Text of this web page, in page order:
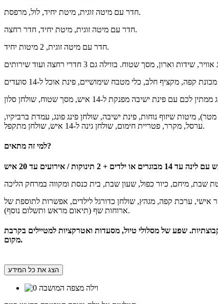
חדר עם מיטה זוגית, מיטת יחיד, לול, מרפסת.
חדר עם מיטה זוגית, מיטת יחיד, חדר רחצה.
חדר עם מיטה זוגית, 2 מיטות יחיד.
חצר הנופש של וילה מצפה המושבה משדרגת את האירוח. לרשותכם בריכה פרטית מרעננת / מחוממת ומקורה בהתאם לעונה (מגודרת, עומק עד 1.6 מטר), מיטות שיזוף נוחות, פינת ישיבה, שולחן פינג פונג, עמדת ברביקיו,
ערסל, מקרר, פטריית חימום, שולחן גינה ל-14 איש, שולחן מתקפל.
למי זה מתאים?
גן יוקרתי, ערוצי הוט, נטפליקס, אינטרנט אלחוטי, חנייה פרטית ל-4 רכבים, שירות עוזר אישי, ערכת קפה, מגהץ, שולחן כדורגל לילדים, אפשרות לתוספת של
ארוחות שף (תיאום מראש ותשלום נוסף).
שפע של מסלולי טיול, מסעדות ואטרקציות למטיילים בקרבת
מקום.
הצג את כל המידע